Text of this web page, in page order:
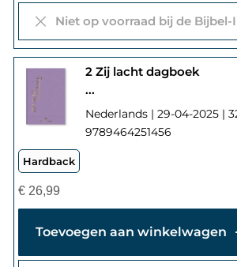
Niet op voorraad bij de Bijbel-
2 Zij lacht dagboek
...
Nederlands | 29-04-2025 |
9789464251456
Hardback
€26,99
Toevoegen aan winkelwagen